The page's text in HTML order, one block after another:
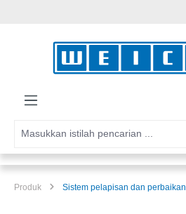
Produk Sistem pelapisan dan perbaikan